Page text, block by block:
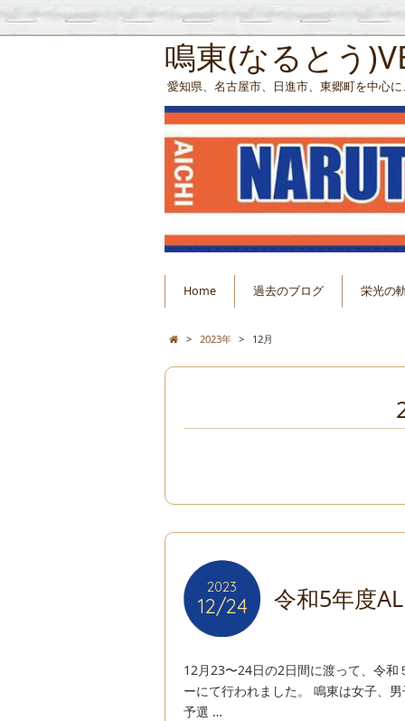
鳴東(なるとう
愛知県、名古屋市、日進市、東郷町を中心
Home 過去のブログ 栄光の
> 2023年 > 12月
2023
12/24
2023
12/24 令和5年度
12月23〜24日の2日間に渡って、令和
ーにて行われました。 鳴東は女子、
予選 …